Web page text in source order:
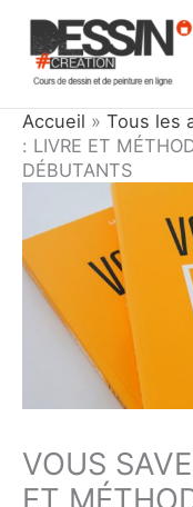
Aller
contenu
Accueil » Tous les
: LIVRE ET
DÉBUTANTS
VOUS
ET